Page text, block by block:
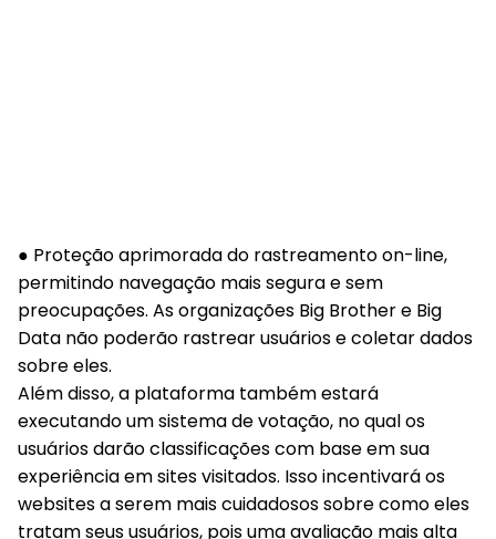
● Proteção aprimorada do rastreamento on-line,
permitindo navegação mais segura e sem
preocupações. As organizações Big Brother e Big
Data não poderão rastrear usuários e coletar dados
sobre eles.
Além disso, a plataforma também estará
executando um sistema de votação, no qual os
usuários darão classificações com base em sua
experiência em sites visitados. Isso incentivará os
websites a serem mais cuidadosos sobre como eles
tratam seus usuários, pois uma avaliação mais alta